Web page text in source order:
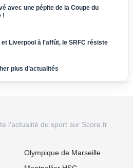
avec une pépite de la Coupe du
!
Liverpool à l'affût, le SRFC résiste
Lille !
de Donnarumma !
plus d’actualités
l'actualité du sport sur Score.fr
Olympique de Marseille